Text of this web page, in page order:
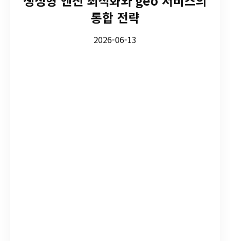
통합 전략
2026-06-13